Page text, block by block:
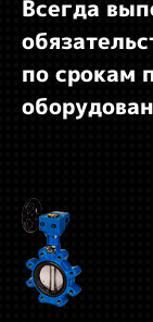
Всегда
по срокам